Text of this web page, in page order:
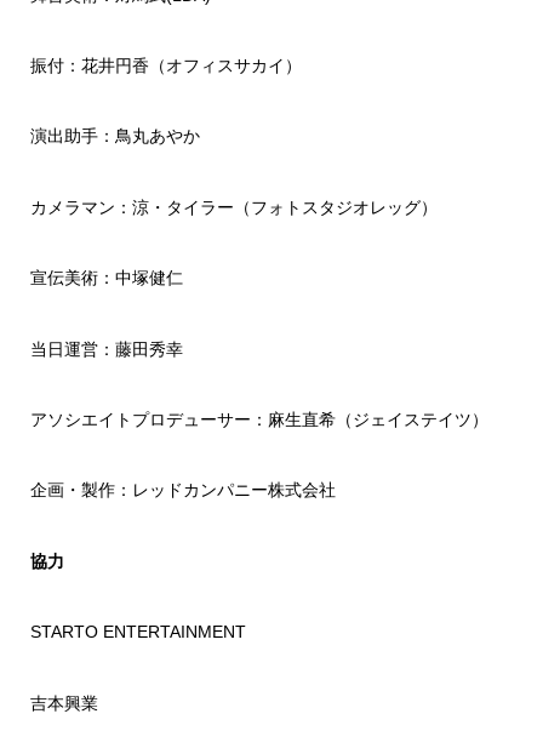
振付：花井円香（オフィスサカイ）
演出助手：鳥丸あやか
カメラマン：涼・タイラー（フォトスタジオレッグ）
宣伝美術：中塚健仁
当日運営：藤田秀幸
アソシエイトプロデューサー：麻生直希（ジェイステイツ）
企画・製作：レッドカンパニー株式会社
協力
STARTO ENTERTAINMENT
吉本興業